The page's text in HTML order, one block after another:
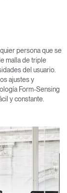
persona que se
malla de triple
del usuario.
ajustes y
Form-Sensing
y constante.